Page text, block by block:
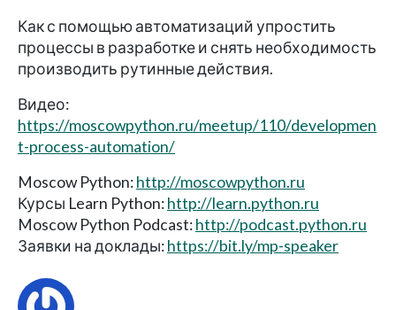
Как с помощью автоматизаций упростить
процессы в разработке и снять необходимость
производить рутинные действия.
Видео:
https://moscowpython.ru/meetup/110/developmen
t-process-automation/
Moscow Python:http://moscowpython.ru
Курсы Learn Python:http://learn.python.ru
Moscow Python Podcast:http://podcast.python.ru
Заявки на доклады:https://bit.ly/mp-speaker